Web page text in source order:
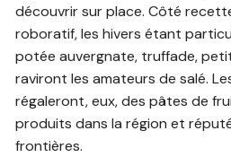
découvrir sur place. Côté
roboratif, les hivers étant
potée auvergnate, truffade,
raviront les amateurs de salé.
régaleront, eux, des pâtes de
produits dans la région et
frontières.